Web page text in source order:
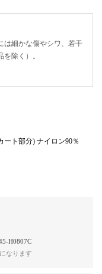
は細かな傷やシワ、若干
除く）。
ト部分) ナイロン90％
H0807C
なります